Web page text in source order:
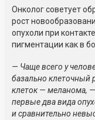
Онколог советует
рост
опухоли при
пигментации как в
— Чаще всего у
базально клеточный
клеток — меланома,
первые два вида
и сравнительно